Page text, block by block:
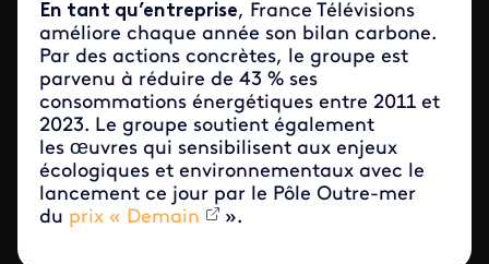
En tant qu’entreprise, France Télévisions
améliore chaque année son bilan carbone.
Par des actions concrètes, le groupe est
parvenu à réduire de 43 % ses
consommations énergétiques entre 2011 et
2023. Le groupe soutient également
les œuvres qui sensibilisent aux enjeux
écologiques et environnementaux avec le
lancement ce jour par le Pôle Outre-mer
du prix « Demain ».